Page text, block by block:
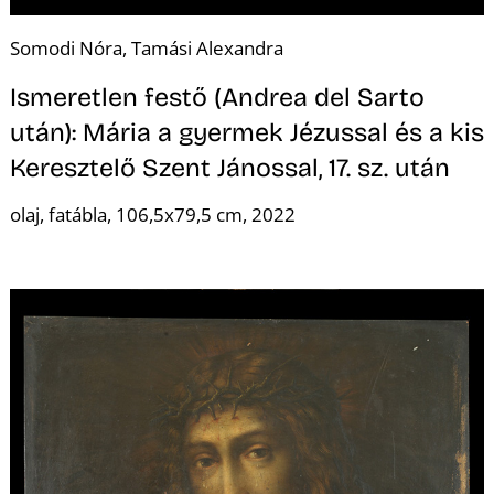
Somodi Nóra, Tamási Alexandra
Ismeretlen festő (Andrea del Sarto
után): Mária a gyermek Jézussal és a kis
Keresztelő Szent Jánossal, 17. sz. után
olaj, fatábla, 106,5x79,5 cm, 2022